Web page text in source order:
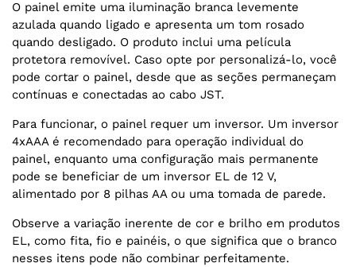
O painel emite uma iluminação branca levemente
azulada quando ligado e apresenta um tom rosado
quando desligado. O produto inclui uma película
protetora removível. Caso opte por personalizá-lo, você
pode cortar o painel, desde que as seções permaneçam
contínuas e conectadas ao cabo JST.
Para funcionar, o painel requer um inversor. Um inversor
4xAAA é recomendado para operação individual do
painel, enquanto uma configuração mais permanente
pode se beneficiar de um inversor EL de 12 V,
alimentado por 8 pilhas AA ou uma tomada de parede.
Observe a variação inerente de cor e brilho em produtos
EL, como fita, fio e painéis, o que significa que o branco
nesses itens pode não combinar perfeitamente.